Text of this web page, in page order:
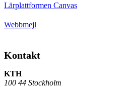
Lärplattformen Canvas
Webbmejl
Kontakt
KTH
100 44 Stockholm